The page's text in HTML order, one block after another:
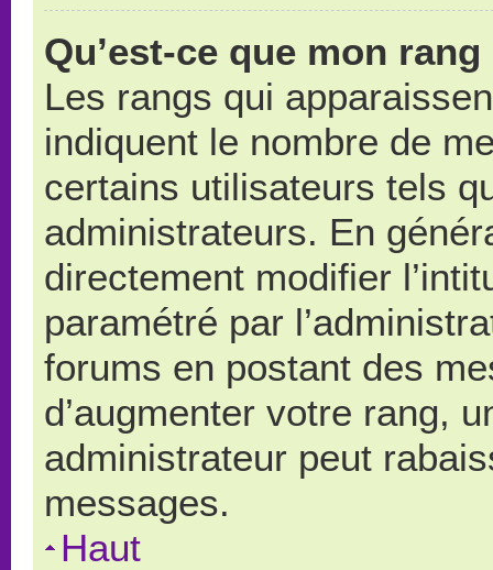
Qu’est-ce que mon
Les rangs qui
indiquent le nombre de
certains utilisateurs tels
administrateurs. En
directement modifier
paramétré par
forums en postant des
d’augmenter votre rang,
administrateur peut
messages.
Haut